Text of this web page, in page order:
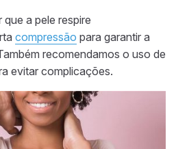
a pele respire
compressão para garantir a
recomendamos o uso de
evitar complicações.